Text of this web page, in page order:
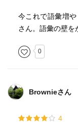
という点のみ。
例文が難しめで
ですが、学習し
ルの他の単語も
第ということに
し一度お蔵入り
今これで語彙増
さん。語彙の壁を
0
Brownieさん
4